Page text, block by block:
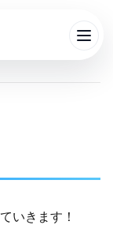
いきます！